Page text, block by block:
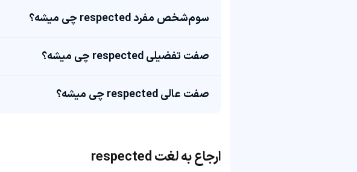
سوم‌شخص مفرد respected چی میشه؟
صفت تفضیلی respected چی میشه؟
صفت عالی respected چی میشه؟
ارجاع به لغت respected